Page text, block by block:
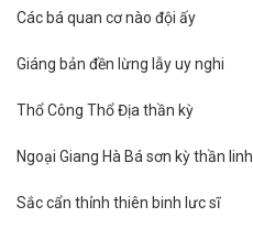
Các bá quan cơ nào đội ấy
Giáng bản đền lừng lẫy uy nghi
Thổ Công Thổ Địa thần kỳ
Ngoại Giang Hà Bá sơn kỳ thần linh
Sắc cẩn thỉnh thiên binh lưc sĩ